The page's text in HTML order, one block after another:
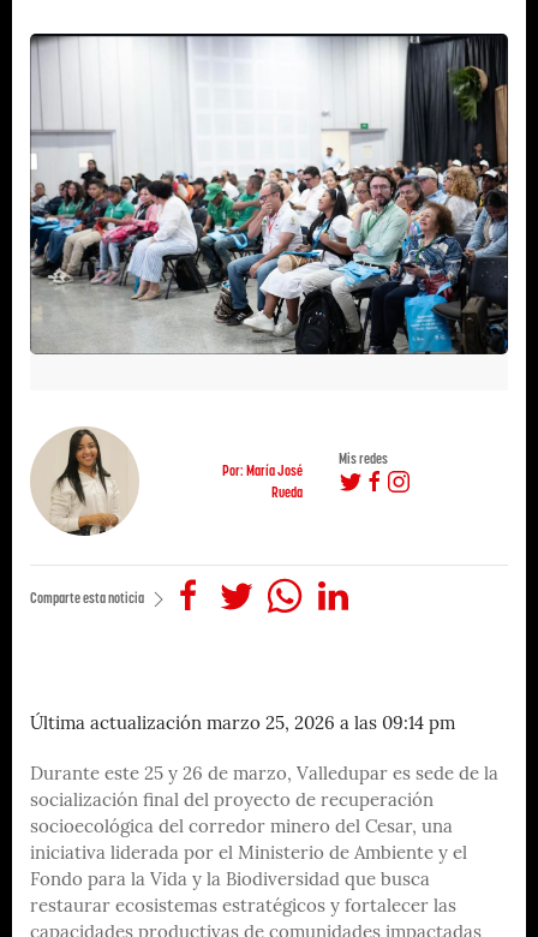
Por: María José
Rueda
Mis redes
Comparte esta noticia
Última actualización marzo 25, 2026 a las 09:14 pm
Durante este 25 y 26 de marzo, Valledupar es sede de la
socialización final del proyecto de recuperación
socioecológica del corredor minero del Cesar, una
iniciativa liderada por el Ministerio de Ambiente y el
Fondo para la Vida y la Biodiversidad que busca
restaurar ecosistemas estratégicos y fortalecer las